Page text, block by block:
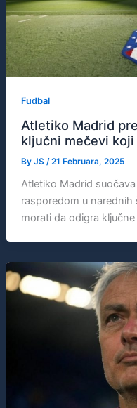
Fudbal
Atletiko Madrid
ključni mečevi
By JS /21 Februara, 2025
Atletiko Madrid
rasporedom u
morati da odigra